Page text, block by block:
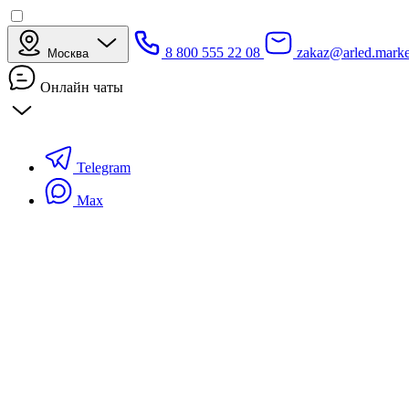
Москва 8 800 555 22 08
Онлайн чаты
Telegram
Max